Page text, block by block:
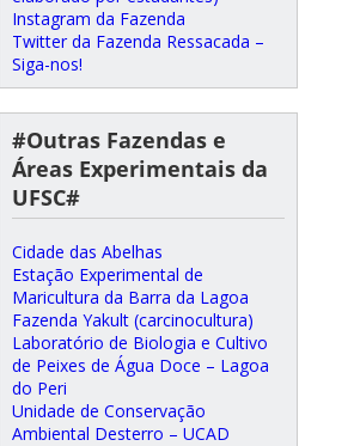
Instagram da Fazenda
Twitter da Fazenda Ressacada –
Siga-nos!
#Outras Fazendas e
Áreas Experimentais da
UFSC#
Cidade das Abelhas
Estação Experimental de
Maricultura da Barra da Lagoa
Fazenda Yakult (carcinocultura)
Laboratório de Biologia e Cultivo
de Peixes de Água Doce – Lagoa
do Peri
Unidade de Conservação
Ambiental Desterro – UCAD